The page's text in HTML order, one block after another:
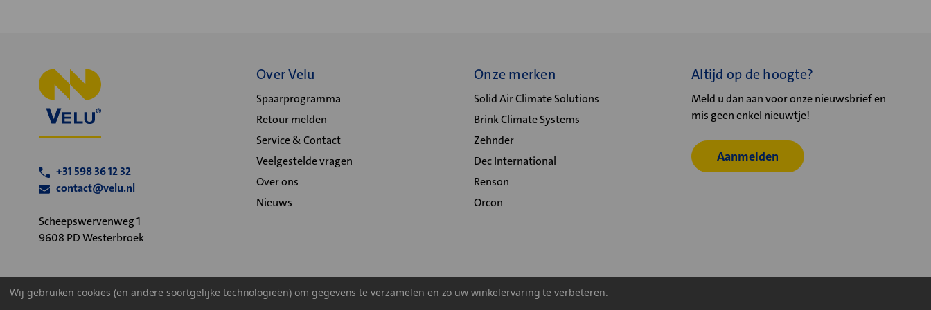
+31 598 36 12 32
contact@velu.nl
Scheepswervenweg 1
9608 PD Westerbroek
Over Velu
Spaarprogramma
Retour melden
Service & Contact
Veelgestelde vragen
Over ons
Nieuws
Onze merken
Solid Air Climate Solutions
Brink Climate Systems
Zehnder
Dec International
Renson
Orcon
Altijd op de hoogte?
Meld u dan aan voor onze nieuwsbrief en
mis geen enkel nieuwtje!
Aanmelden
Wij gebruiken cookies (en andere soortgelijke technologieën) om gegevens te verzamelen en zo uw winkelervaring te verbeteren.